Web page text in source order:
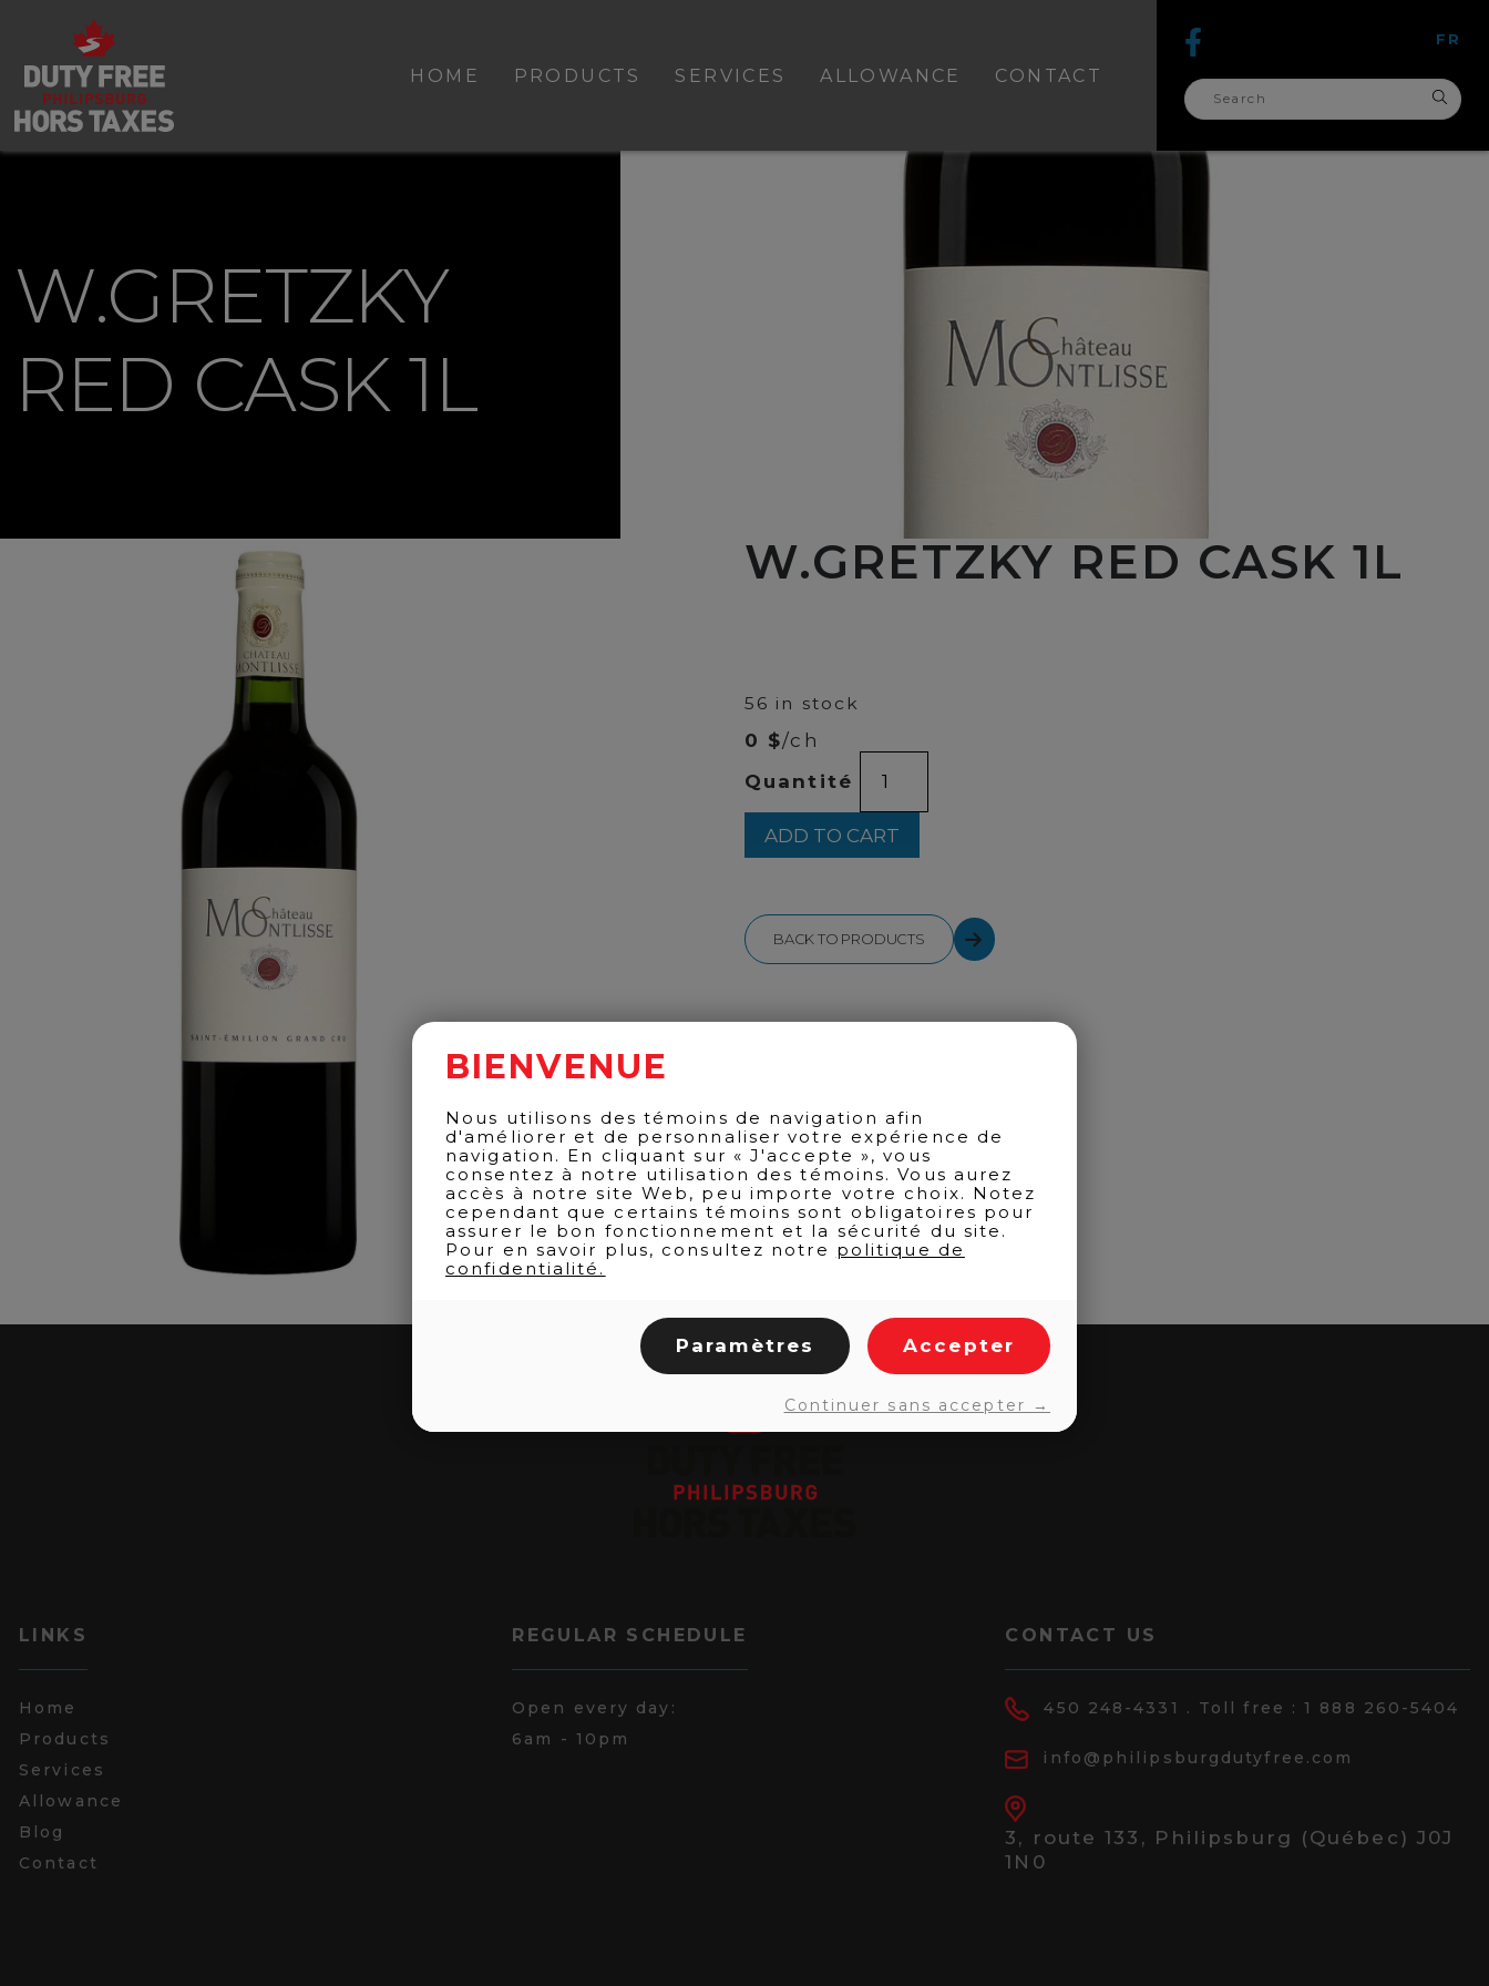
HOME PRODUCTS SERVICES ALLOWANCE CONTACT
FR
search
for:
W.GRETZKY
RED CASK 1L
W.GRETZKY RED CASK 1L
56 in stock
0 $/ch
Quantité
RED
1L
quantity
ADD TO CART
BACK TO PRODUCTS
LINKS
Home
Products
Services
Allowance
Blog
Contact
REGULAR SCHEDULE
Open every day:
6am - 10pm
CONTACT US
450 248-4331 . Toll free :1 888 260-5404
info@philipsburgdutyfree.com
3, route 133, Philipsburg (Québec) J0J
1N0
BIENVENUE
Nous utilisons des témoins de navigation afin
d'améliorer et de personnaliser votre expérience de
navigation. En cliquant sur « J'accepte », vous
consentez à notre utilisation des témoins. Vous aurez
accès à notre site Web, peu importe votre choix. Notez
cependant que certains témoins sont obligatoires pour
assurer le bon fonctionnement et la sécurité du site.
Pour en savoir plus, consultez notre politique de
confidentialité.
Paramètres Accepter
Continuer sans accepter →